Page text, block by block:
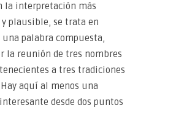
la interpretación más
plausible, se trata en
una palabra compuesta,
la reunión de tres nombres
a tres tradiciones
aquí al menos una
desde dos puntos